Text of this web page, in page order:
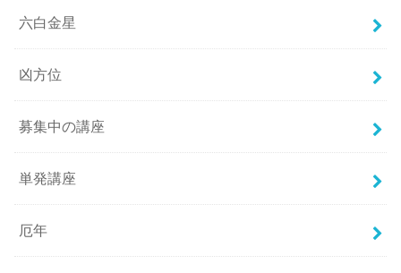
六白金星
凶方位
募集中の講座
単発講座
厄年